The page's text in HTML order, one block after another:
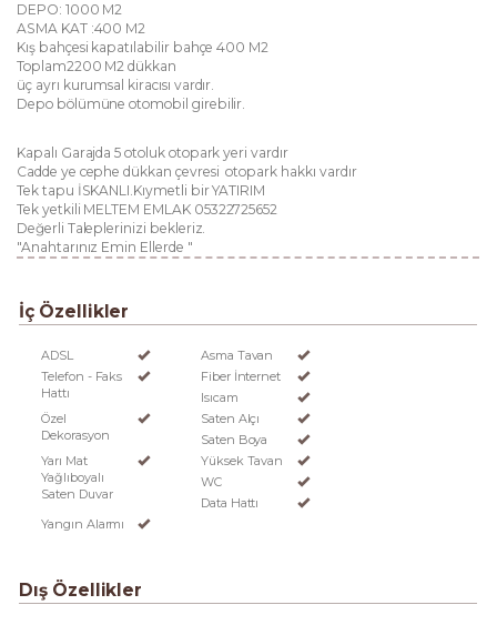
DEPO: 1000 M2
ASMA KAT :400 M2
Kış bahçesi kapatılabilir bahçe 400 M2
Toplam2200 M2 dükkan
üç ayrı kurumsal kiracısı vardır.
Depo bölümüne otomobil girebilir.
Kapalı Garajda 5 otoluk otopark yeri vardır
Cadde ye cephe dükkan çevresi otopark hakkı vardır
Tek tapu İSKANLI.Kıymetli bir YATIRIM
Tek yetkili MELTEM EMLAK 05322725652
Değerli Taleplerinizi bekleriz.
"Anahtarınız Emin Ellerde "
İç Özellikler
ADSL
Asma Tavan
Telefon - Faks
Hattı
Fiber İnternet
Isıcam
Özel
Dekorasyon
Saten Alçı
Saten Boya
Yarı Mat
Yağlıboyalı
Saten Duvar
Yüksek Tavan
WC
Data Hattı
Yangın Alarmı
Dış Özellikler